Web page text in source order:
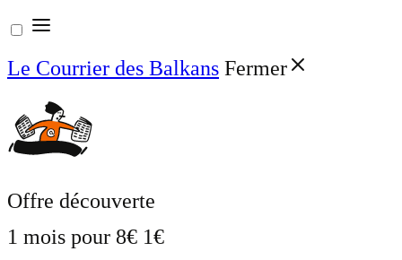
Aller
au
contenu
Le Courrier des Balkans Fermer
Offre découverte
1 mois pour 8€ 1€